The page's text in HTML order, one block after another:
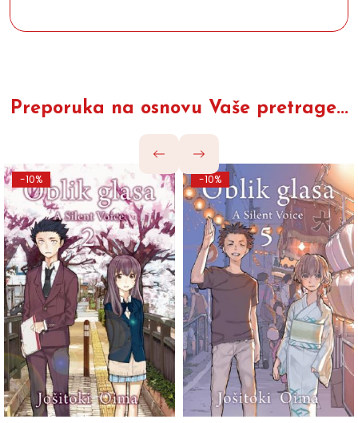
Preporuka na osnovu Vaše pretrage...
-10% -10%